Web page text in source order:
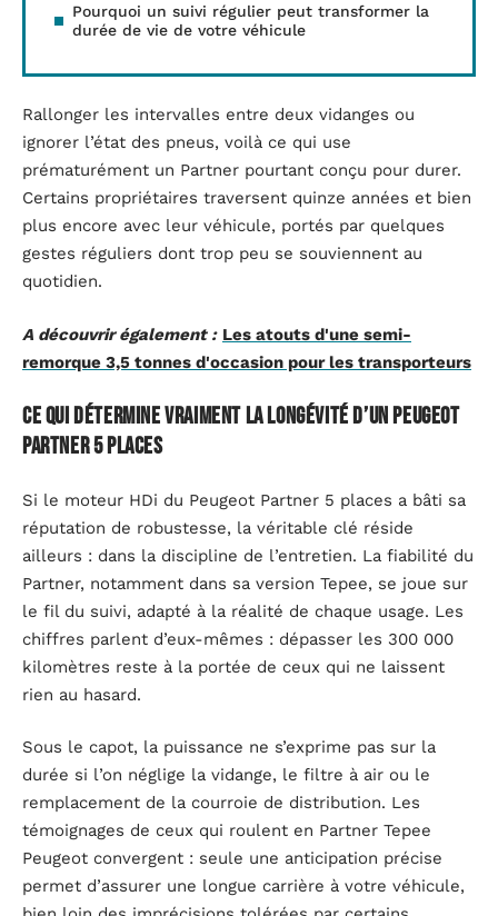
Pourquoi un suivi régulier peut transformer la
durée de vie de votre véhicule
Rallonger les intervalles entre deux vidanges ou
ignorer l’état des pneus, voilà ce qui use
prématurément un Partner pourtant conçu pour durer.
Certains propriétaires traversent quinze années et bien
plus encore avec leur véhicule, portés par quelques
gestes réguliers dont trop peu se souviennent au
quotidien.
A découvrir également : Les atouts d'une semi-
remorque 3,5 tonnes d'occasion pour les transporteurs
Ce qui détermine vraiment la longévité d’un Peugeot
Partner 5 places
Si le moteur HDi du Peugeot Partner 5 places a bâti sa
réputation de robustesse, la véritable clé réside
ailleurs : dans la discipline de l’entretien. La fiabilité du
Partner, notamment dans sa version Tepee, se joue sur
le fil du suivi, adapté à la réalité de chaque usage. Les
chiffres parlent d’eux-mêmes : dépasser les 300 000
kilomètres reste à la portée de ceux qui ne laissent
rien au hasard.
Sous le capot, la puissance ne s’exprime pas sur la
durée si l’on néglige la vidange, le filtre à air ou le
remplacement de la courroie de distribution. Les
témoignages de ceux qui roulent en Partner Tepee
Peugeot convergent : seule une anticipation précise
permet d’assurer une longue carrière à votre véhicule,